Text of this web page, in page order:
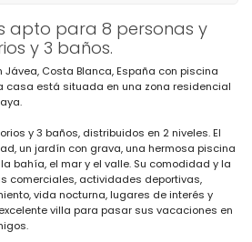
apto para 8 personas y
y 3 baños.
Costa Blanca, España con piscina
casa está situada en una zona residencial
y 3 baños, distribuidos en 2 niveles. El
un jardín con grava, una hermosa piscina
bahía, el mar y el valle. Su comodidad y la
comerciales, actividades deportivas,
vida nocturna, lugares de interés y
villa para pasar sus vacaciones en